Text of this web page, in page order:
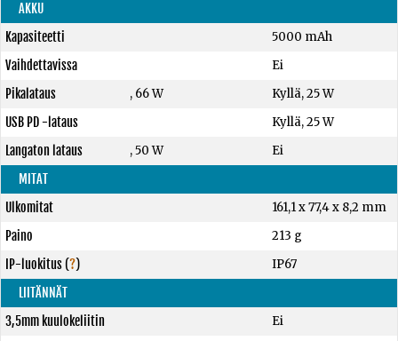
AKKU
Kapasiteetti
5000 mAh
Vaihdettavissa
Ei
Pikalataus
, 66 W
Kyllä, 25 W
USB PD -lataus
Kyllä, 25 W
Langaton lataus
, 50 W
Ei
MITAT
Ulkomitat
161,1 x 77,4 x 8,2 mm
Paino
213 g
IP-luokitus(?)
IP67
LIITÄNNÄT
3,5mm kuulokeliitin
Ei